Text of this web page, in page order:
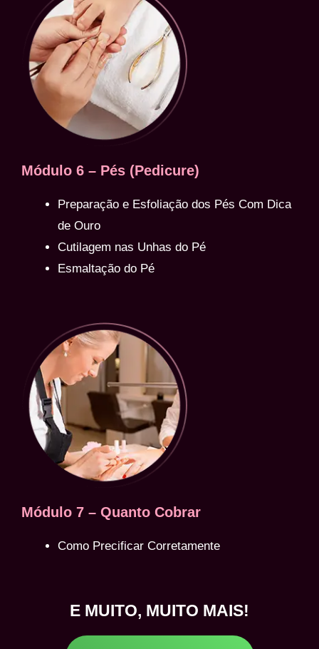
Módulo 6 – Pés (Pedicure)
Preparação e Esfoliação dos Pés Com Dica
de Ouro
Cutilagem nas Unhas do Pé
Esmaltação do Pé
Módulo 7 – Quanto Cobrar
Como Precificar Corretamente
E MUITO, MUITO MAIS!